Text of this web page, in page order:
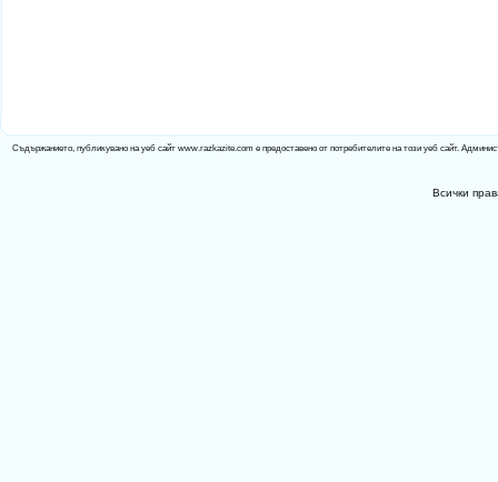
Съдържанието, публикувано на уеб сайт www.razkazite.com е предоставено от потребителите на този уеб сайт.
Всички